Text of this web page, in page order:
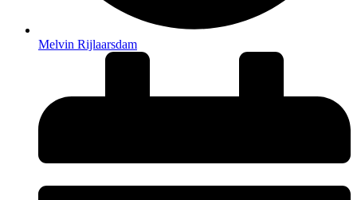
Melvin Rijlaarsdam